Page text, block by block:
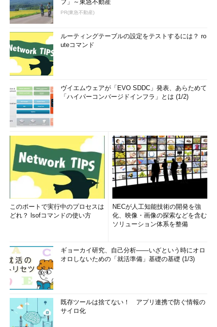
フ」～東急不動産
PR(東急不動産)
ルーティングテーブルの設定をテストするには？ ro
uteコマンド
ヴイエムウェアが「EVO SDDC」発表、あらためて
「ハイパーコンバージドインフラ」とは (1/2)
このポートで実行中のプロセスは
どれ？ lsofコマンドの使い方
NECが人工知能技術の開発を強
化、映像・画像の探索などを含む
ソリューション体系を整備
ギョーカイ研究、自己分析――いざという時にオロ
オロしないための「就活準備」基礎の基礎 (1/3)
既存ツールは捨てない！ アプリ連携で防ぐ情報の
サイロ化